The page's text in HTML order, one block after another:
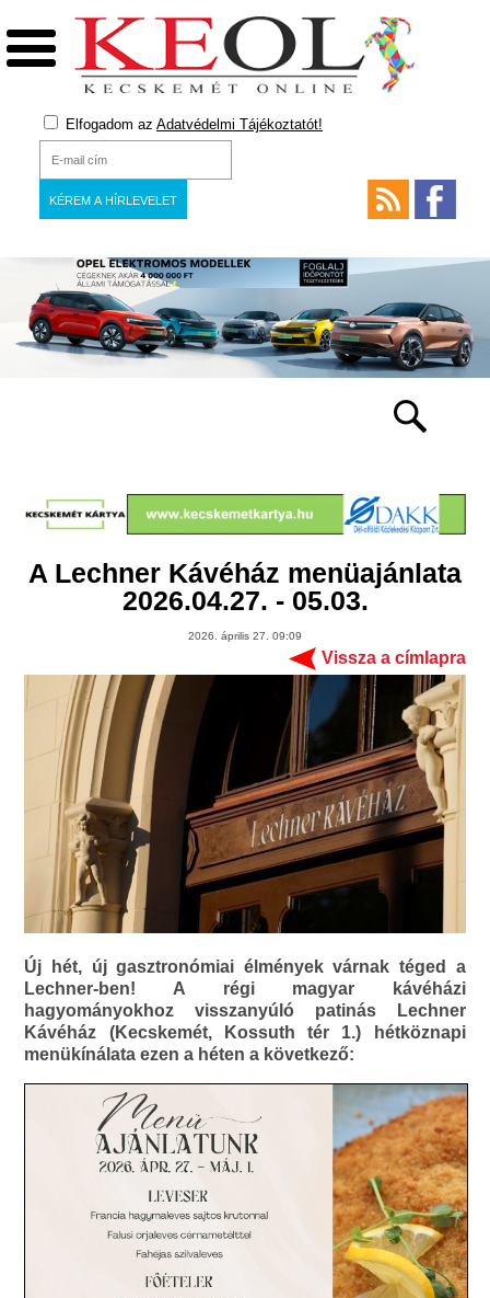
Elfogadom az Adatvédelmi Tájékoztatót!
A Lechner Kávéház menüajánlata
2026.04.27. - 05.03.
2026. április 27. 09:09
Vissza a címlapra
Új hét, új gasztronómiai élmények várnak téged a
Lechner-ben! A régi magyar kávéházi
hagyományokhoz visszanyúló patinás Lechner
Kávéház (Kecskemét, Kossuth tér 1.) hétköznapi
menükínálata ezen a héten a következő: